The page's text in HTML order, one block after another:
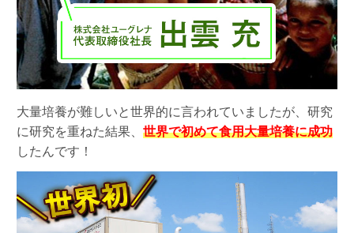
大量培養が難しいと世界的に言われていましたが、研究
に研究を重ねた結果、 世界で初めて食用大量培養に成功
したんです！